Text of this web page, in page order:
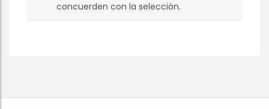
concuerden con la selección.